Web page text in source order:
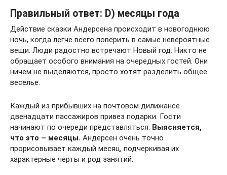
Правильный ответ: D) месяцы года
Действие сказки Андерсена происходит в новогоднюю
ночь, когда легче всего поверить в самые невероятные
вещи. Люди радостно встречают Новый год. Никто не
обращает особого внимания на очередных гостей. Они
ничем не выделяются, просто хотят разделить общее
веселье.
Каждый из прибывших на почтовом дилижансе
двенадцати пассажиров привез подарки. Гости
начинают по очереди представляться. Выясняется,
что это – месяцы. Андерсен очень точно
прорисовывает каждый месяц, подчеркивая их
характерные черты и род занятий.